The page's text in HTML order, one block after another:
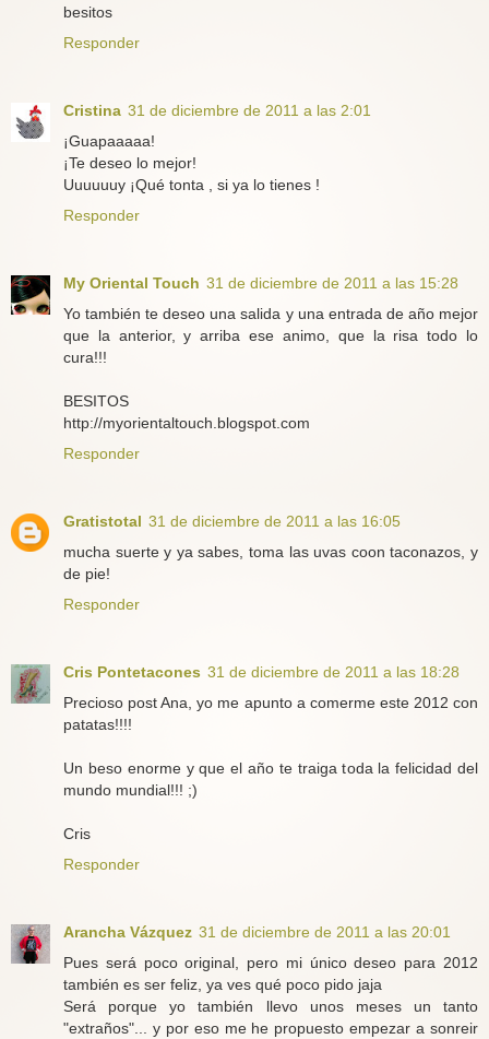
besitos
Responder
Cristina 31 de diciembre de 2011 a las 2:01
¡Guapaaaaa!
¡Te deseo lo mejor!
Uuuuuuy ¡Qué tonta , si ya lo tienes !
Responder
My Oriental Touch 31 de diciembre de 2011 a las 15:28
Yo también te deseo una salida y una entrada de año mejor
que la anterior, y arriba ese animo, que la risa todo lo
cura!!!
BESITOS
http://myorientaltouch.blogspot.com
Responder
Gratistotal 31 de diciembre de 2011 a las 16:05
mucha suerte y ya sabes, toma las uvas coon taconazos, y
de pie!
Responder
Cris Pontetacones 31 de diciembre de 2011 a las 18:28
Precioso post Ana, yo me apunto a comerme este 2012 con
patatas!!!!
Un beso enorme y que el año te traiga toda la felicidad del
mundo mundial!!! ;)
Cris
Responder
Arancha Vázquez 31 de diciembre de 2011 a las 20:01
Pues será poco original, pero mi único deseo para 2012
también es ser feliz, ya ves qué poco pido jaja
Será porque yo también llevo unos meses un tanto
"extraños"... y por eso me he propuesto empezar a sonreir